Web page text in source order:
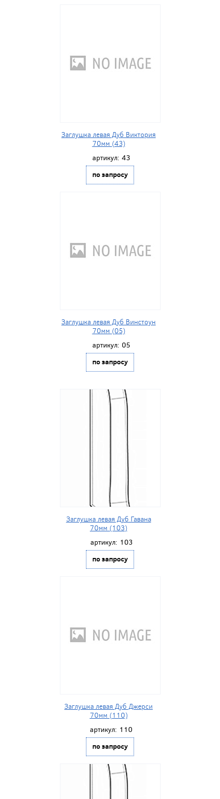
Заглушка левая Дуб Виктория
70мм (43)
артикул: 43
по запросу
Заглушка левая Дуб Винстоун
70мм (05)
артикул: 05
по запросу
Заглушка левая Дуб Гавана
70мм (103)
артикул: 103
по запросу
Заглушка левая Дуб Джерси
70мм (110)
артикул: 110
по запросу